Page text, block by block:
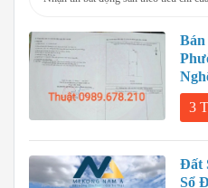
3
Đất
Sổ